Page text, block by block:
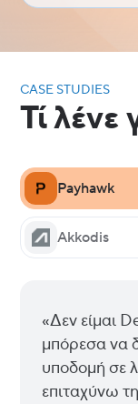
CАSE STUDIES
Τί λένε
Payhawk
Akkodis
«Δεν είμαι
μπόρεσα να
υποδομή σε
επιταχύνω